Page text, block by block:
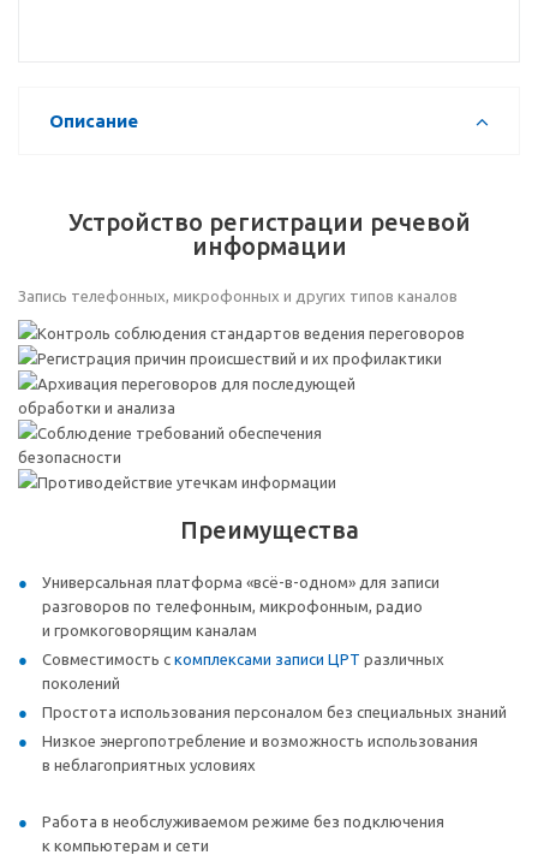
Описание
Устройство регистрации речевой
информации
Запись телефонных, микрофонных и других типов каналов
Контроль соблюдения стандартов ведения переговоров
Регистрация причин происшествий и их профилактики
Архивация переговоров для последующей
обработки и анализа
Соблюдение требований обеспечения
безопасности
Противодействие утечкам информации
Преимущества
Универсальная платформа «всё-в-одном» для записи
разговоров по телефонным, микрофонным, радио
и громкоговорящим каналам
Совместимость с комплексами записи ЦРТ различных
поколений
Простота использования персоналом без специальных знаний
Низкое энергопотребление и возможность использования
в неблагоприятных условиях
Работа в необслуживаемом режиме без подключения
к компьютерам и сети